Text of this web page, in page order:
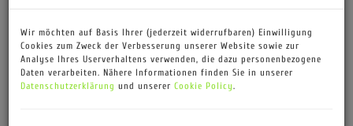
Beschreibung
Wir möchten auf Basis Ihrer (jederzeit widerrufbaren) Einwilligung
Cookies zum Zweck der Verbesserung unserer Website sowie zur
Analyse Ihres Userverhaltens verwenden, die dazu personenbezogene
Daten verarbeiten. Nähere Informationen finden Sie in unserer
Datenschutzerklärung und unserer Cookie Policy.